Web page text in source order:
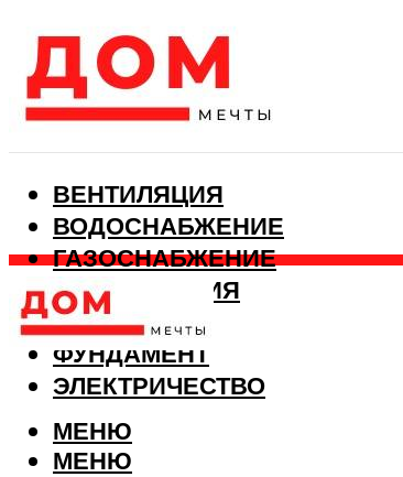
ВЕНТИЛЯЦИЯ
ВОДОСНАБЖЕНИЕ
ГАЗОСНАБЖЕНИЕ
КАНАЛИЗАЦИЯ
ОТОПЛЕНИЕ
ФУНДАМЕНТ
ЭЛЕКТРИЧЕСТВО
МЕНЮ
МЕНЮ